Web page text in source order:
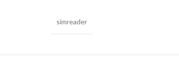
simreader